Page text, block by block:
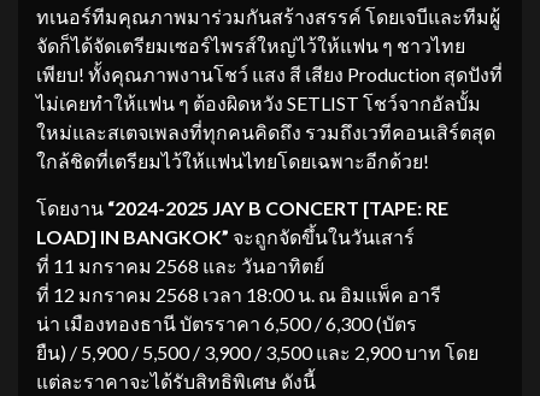
ทเนอร์ทีมคุณภาพมาร่วมกันสร้างสรรค์ โดยเจบีและทีมผู้
จัดก็ได้จัดเตรียมเซอร์ไพรส์ใหญ่ไว้ให้แฟน ๆ ชาวไทย
เพียบ! ทั้งคุณภาพงานโชว์ แสง สี เสียง Production สุดปังที่
ไม่เคยทำให้แฟน ๆ ต้องผิดหวัง SETLIST โชว์จากอัลบั้ม
ใหม่และสเตจเพลงที่ทุกคนคิดถึง รวมถึงเวทีคอนเสิร์ตสุด
ใกล้ชิดที่เตรียมไว้ให้แฟนไทยโดยเฉพาะอีกด้วย!
โดยงาน “2024-2025 JAY B CONCERT [TAPE: RE
LOAD] IN BANGKOK” จะถูกจัดขึ้นในวันเสาร์
ที่ 11 มกราคม 2568 และ วันอาทิตย์
ที่ 12 มกราคม 2568 เวลา 18:00 น. ณ อิมแพ็ค อารี
น่า เมืองทองธานี บัตรราคา 6,500 / 6,300 (บัตร
ยืน) / 5,900 / 5,500 / 3,900 / 3,500 และ 2,900 บาท โดย
แต่ละราคาจะได้รับสิทธิพิเศษ ดังนี้